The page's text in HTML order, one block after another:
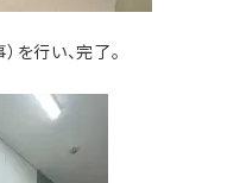
を行い、完了。